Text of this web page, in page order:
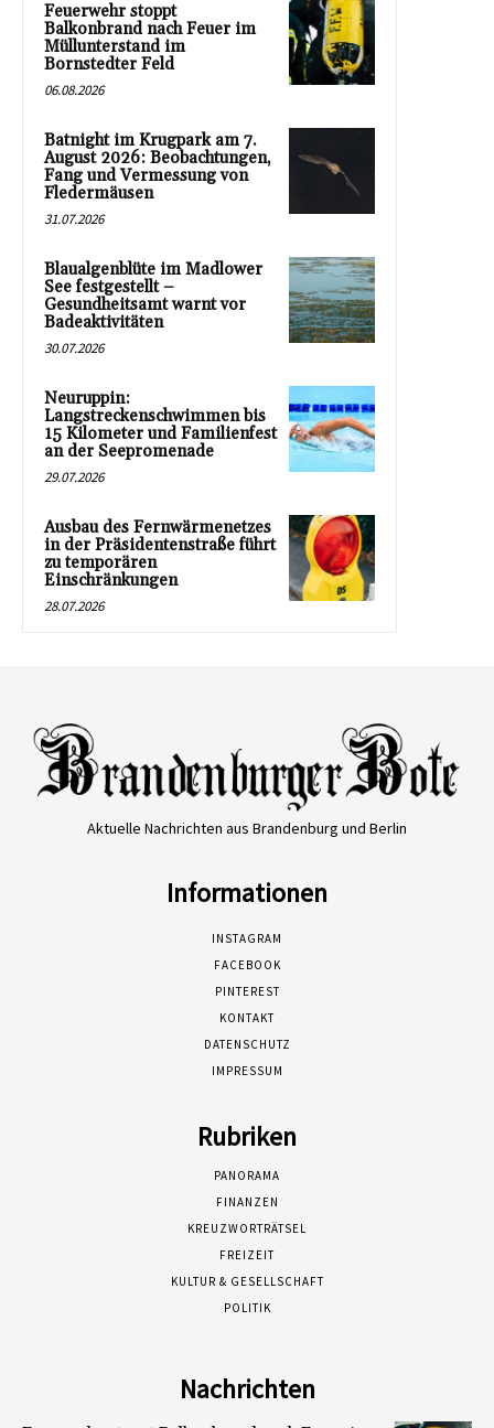
Feuerwehr stoppt
Balkonbrand nach Feuer im
Müllunterstand im
Bornstedter Feld
06.08.2026
Batnight im Krugpark am 7.
August 2026: Beobachtungen,
Fang und Vermessung von
Fledermäusen
31.07.2026
Blaualgenblüte im Madlower
See festgestellt –
Gesundheitsamt warnt vor
Badeaktivitäten
30.07.2026
Neuruppin:
Langstreckenschwimmen bis
15 Kilometer und Familienfest
an der Seepromenade
29.07.2026
Ausbau des Fernwärmenetzes
in der Präsidentenstraße führt
zu temporären
Einschränkungen
28.07.2026
Aktuelle Nachrichten aus Brandenburg und Berlin
Informationen
INSTAGRAM
FACEBOOK
PINTEREST
KONTAKT
DATENSCHUTZ
IMPRESSUM
Rubriken
PANORAMA
FINANZEN
KREUZWORTRÄTSEL
FREIZEIT
KULTUR & GESELLSCHAFT
POLITIK
Nachrichten